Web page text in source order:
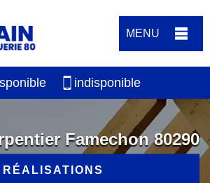
MENU
indisponible
Famechon 80290
RÉALISATIONS